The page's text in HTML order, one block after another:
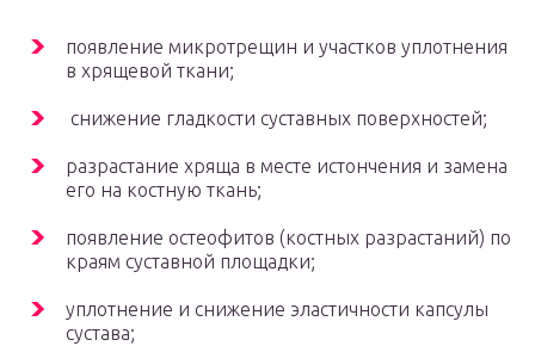
появление микротрещин и участков уплотнения
в хрящевой ткани;
снижение гладкости суставных поверхностей;
разрастание хряща в месте истончения и замена
его на костную ткань;
появление остеофитов (костных разрастаний) по
краям суставной площадки;
уплотнение и снижение эластичности капсулы
сустава;